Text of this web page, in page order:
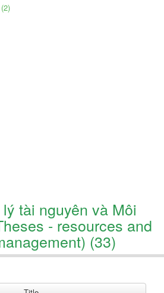
(2)
tài nguyên và Môi
- resources and
(33)